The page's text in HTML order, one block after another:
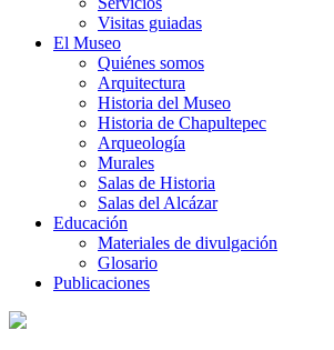
Visitas guiadas
El Museo
Quiénes somos
Arquitectura
Historia del Museo
Historia de Chapultepec
Arqueología
Murales
Salas de Historia
Salas del Alcázar
Educación
Materiales de divulgación
Glosario
Publicaciones